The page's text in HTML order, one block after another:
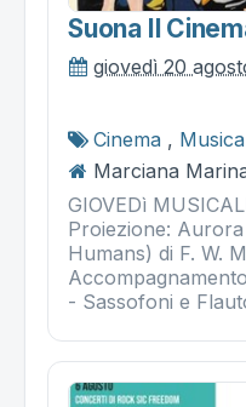
Suona Il
giovedì 20
Cinema ,
Marciana
GIOVEDì
Proiezione:
Humans) di F. W.
- Sassofoni e